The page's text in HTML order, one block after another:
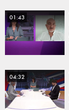
01:43
04:32